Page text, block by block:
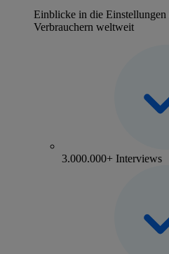
Einblicke in die Einstellungen
Verbrauchern weltweit
3.000.000+ Interviews